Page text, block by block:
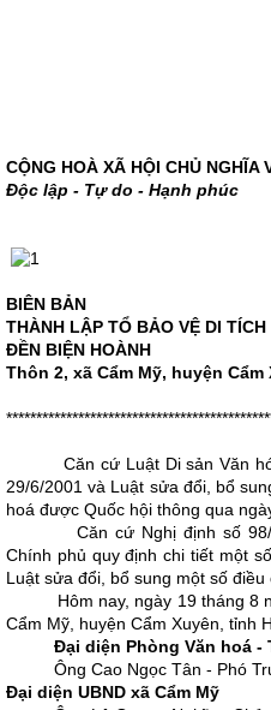
CỘNG HOÀ XÃ HỘI CHỦ NGHĨA
Độc lập - Tự do - Hạnh phúc
BIÊN BẢN
THÀNH LẬP TỔ BẢO VỆ DI
ĐỀN BIỆN HOÀNH
Thôn 2, xã Cẩm Mỹ, huyện
Căn cứ Luật Di sản Văn hóa
29/6/2001 và Luật sửa đổi, bổ
hoá được Quốc hội thông qua
Căn cứ Nghị định số 98/
Chính phủ quy định chi tiết một
Luật sửa đổi, bổ sung một số
Hôm nay, ngày 19 tháng 8
Cẩm Mỹ, huyện Cẩm Xuyên, tỉnh
Đại diện Phòng Văn hoá -
Ông Cao Ngọc Tân - Phó
Đại diện UBND xã Cẩm Mỹ